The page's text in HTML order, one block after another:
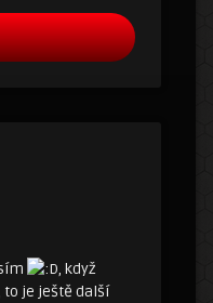
, když
to je ještě další